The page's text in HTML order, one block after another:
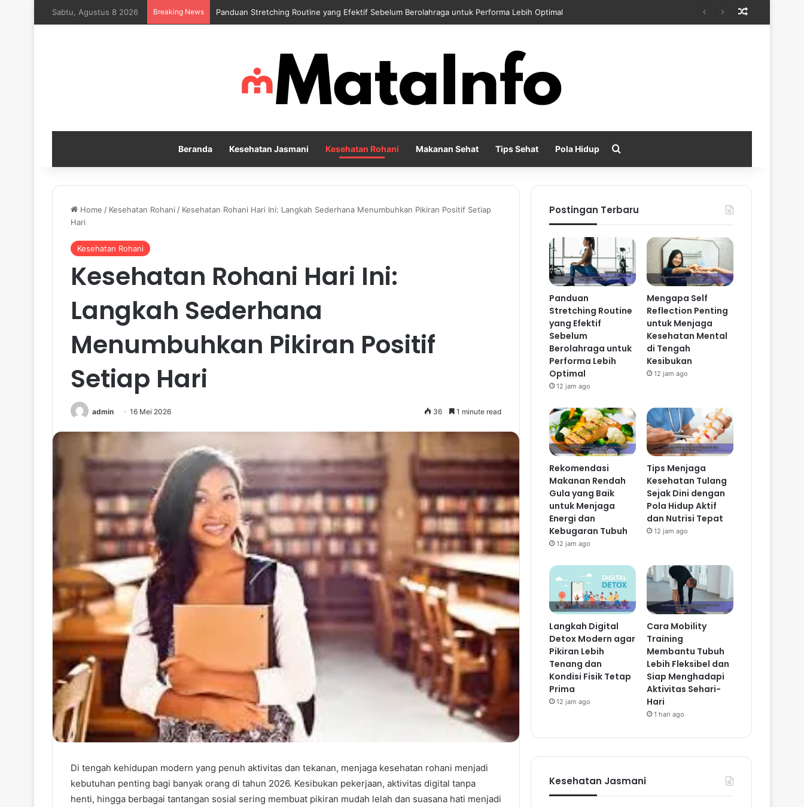
Sabtu, Agustus 8 2026 Breaking News Mengapa Self Reflection Penting untuk Menjaga Kesehatan Mental di Tengah Kesibukan
Beranda Kesehatan Jasmani Kesehatan Rohani Makanan Sehat Tips Sehat Pola Hidup
Home / Kesehatan Rohani / Kesehatan Rohani Hari Ini: Langkah Sederhana Menumbuhkan Pikiran Positif Setiap
Hari
Kesehatan Rohani
Kesehatan Rohani Hari Ini:
Langkah Sederhana
Menumbuhkan Pikiran Positif
Setiap Hari
admin 16 Mei 2026 36 1 minute read
Di tengah kehidupan modern yang penuh aktivitas dan tekanan, menjaga kesehatan rohani menjadi
kebutuhan penting bagi banyak orang di tahun 2026. Kesibukan pekerjaan, aktivitas digital tanpa
henti, hingga berbagai tantangan sosial sering membuat pikiran mudah lelah dan suasana hati menjadi
Postingan Terbaru
Panduan
Stretching Routine
yang Efektif
Sebelum
Berolahraga untuk
Performa Lebih
Optimal
12 jam ago
Mengapa Self
Reflection Penting
untuk Menjaga
Kesehatan Mental
di Tengah
Kesibukan
12 jam ago
Rekomendasi
Makanan Rendah
Gula yang Baik
untuk Menjaga
Energi dan
Kebugaran Tubuh
12 jam ago
Tips Menjaga
Kesehatan Tulang
Sejak Dini dengan
Pola Hidup Aktif
dan Nutrisi Tepat
12 jam ago
Langkah Digital
Detox Modern agar
Pikiran Lebih
Tenang dan
Kondisi Fisik Tetap
Prima
12 jam ago
Cara Mobility
Training
Membantu Tubuh
Lebih Fleksibel dan
Siap Menghadapi
Aktivitas Sehari-
Hari
1 hari ago
Kesehatan Jasmani